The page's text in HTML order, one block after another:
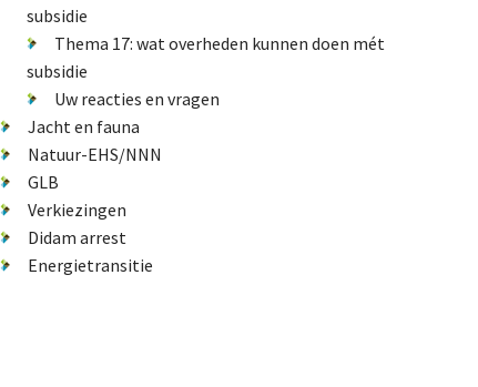
subsidie
Thema 17: wat overheden kunnen doen mét
subsidie
Uw reacties en vragen
Jacht en fauna
Natuur-EHS/NNN
GLB
Verkiezingen
Didam arrest
Energietransitie